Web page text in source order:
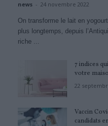
news - 24 novembre 2022
On transforme le lait en
plus longtemps, depuis
riche ...
7 indices
votre
22
Vaccin
candidats